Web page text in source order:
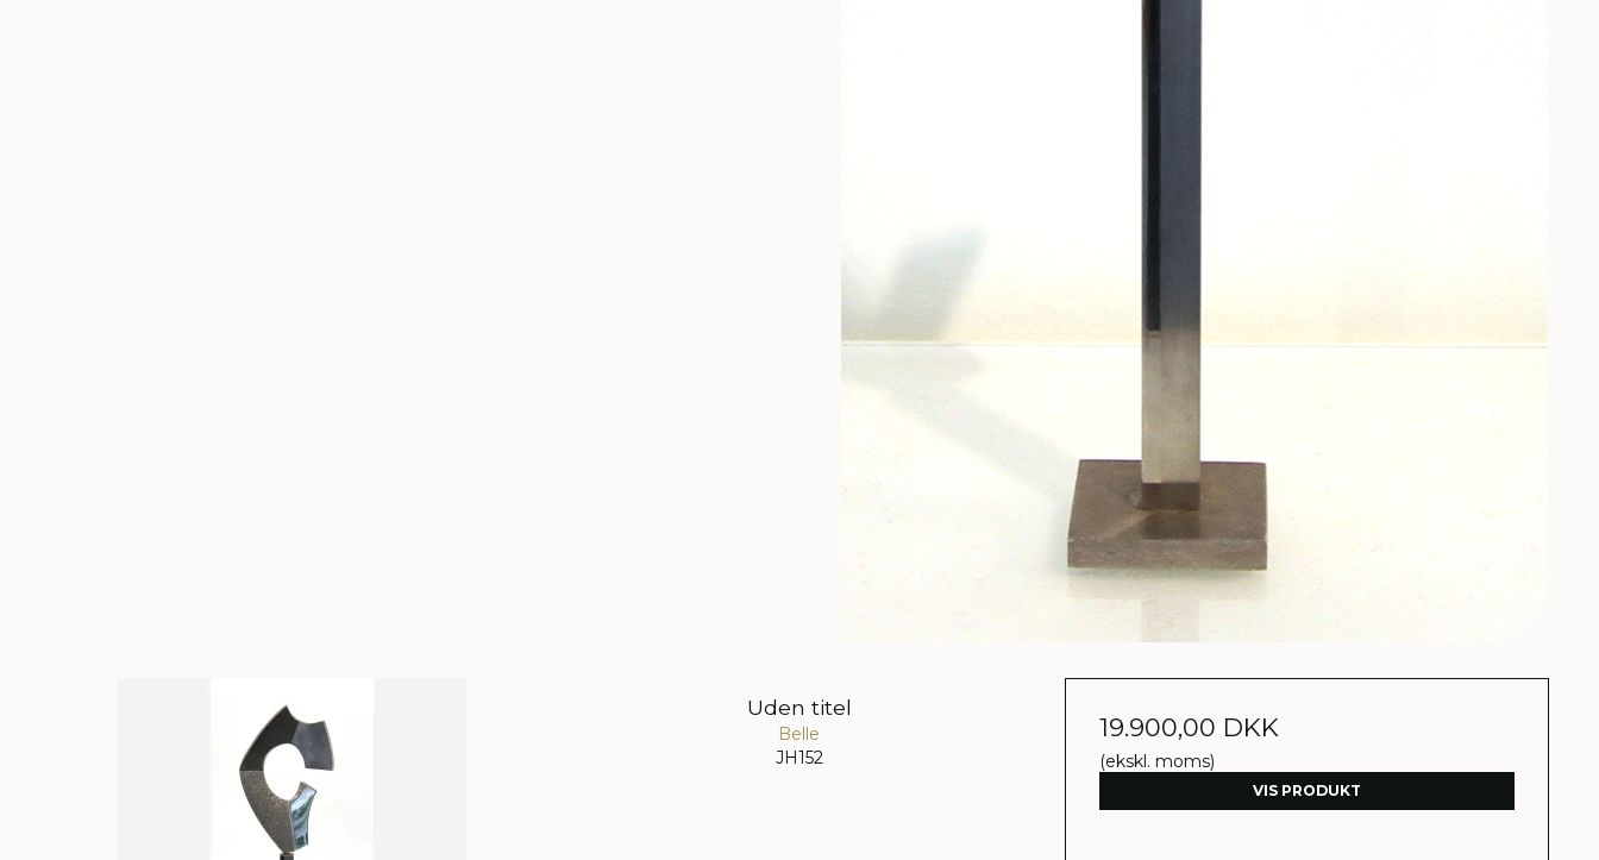
Uden titel
Belle
JH152
19.900,00 DKK
(ekskl. moms)
VIS PRODUKT